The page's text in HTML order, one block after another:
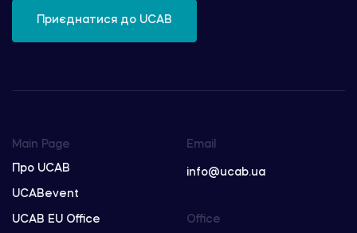
Приєднатися до UCAB
Main Page
Про UCAB
UCABevent
UCAB EU Office
Email
info@ucab.ua
Office